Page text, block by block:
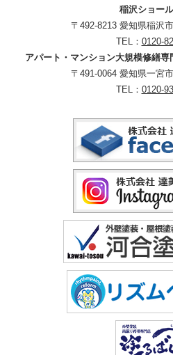
稲沢ショー
〒492-8213 愛知県稲沢
TEL： 0120-
アパート・マンション大規模修繕
〒491-0064 愛知県一宮
TEL： 0120-